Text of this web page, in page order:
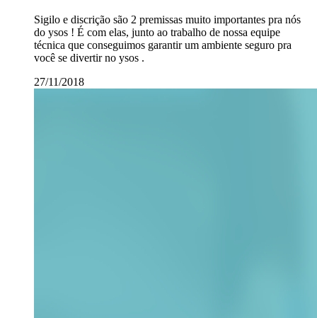
Sigilo e discrição são 2 premissas muito importantes pra nós
do ysos ! É com elas, junto ao trabalho de nossa equipe
técnica que conseguimos garantir um ambiente seguro pra
você se divertir no ysos .
27/11/2018